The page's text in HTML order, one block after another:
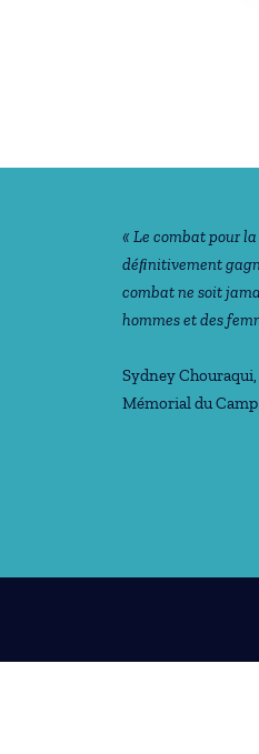
Notre
« Le combat pour
déﬁnitivement
combat ne soit
hommes et des
Sydney Chouraqui
Mémorial du